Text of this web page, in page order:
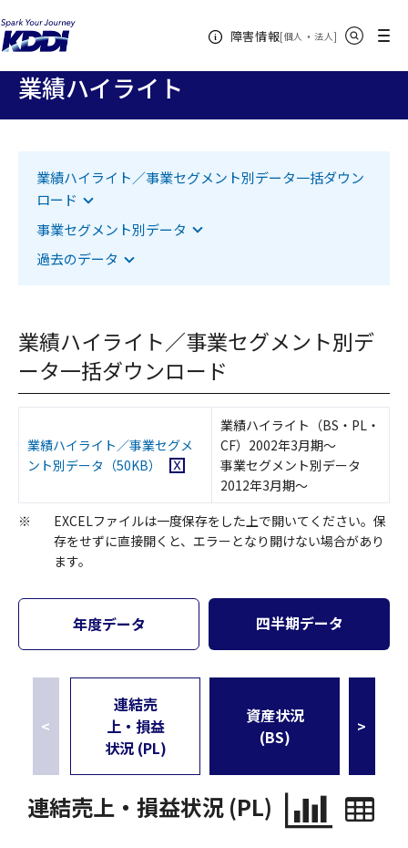
障害情報[個人 ・ 法人新規ウィンドウ
]
メニュー
KDDIホーム
ハイライト
業績ハイライト
業績ハイライト／事業セグメント別データ一括ダウン
ロード
該当項目へジャンプします
事業セグメント別データ
該当項目へジャンプします
過去のデータ
該当項目へジャンプします
業績ハイライト／事業セグメント別デ
ータ一括ダウンロード
業績ハイライト／事業セグメ
ント別データ （50KB） Excelファイルをダウンロード
業績ハイライト（BS・PL・
CF）2002年3月期～
事業セグメント別データ
2012年3月期～
※
EXCELファイルは一度保存をした上で開いてください。保
存をせずに直接開くと、エラーとなり開けない場合があり
ます。
年度データ 四半期データ